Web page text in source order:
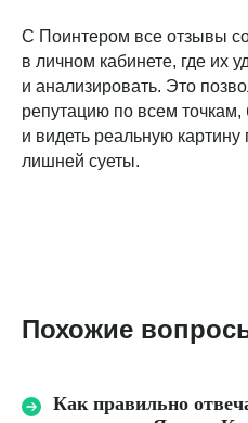
С Поинтером все отзывы
в личном кабинете, где их
и анализировать. Это
репутацию по всем точкам,
и видеть реальную
лишней суеты.
Похожие
Как правильно
Задать свой